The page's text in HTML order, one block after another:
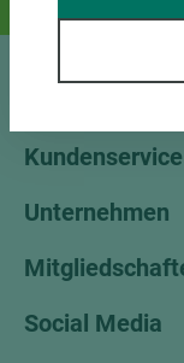
Und das
Kundenservice
Unternehmen
Social Media